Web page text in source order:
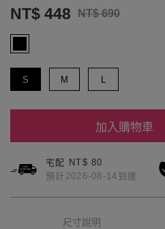
NT$ 448 NT$ 690
S M L
加入購物車
宅配 NT$ 80
預計2026-08-14到達
尺寸說明